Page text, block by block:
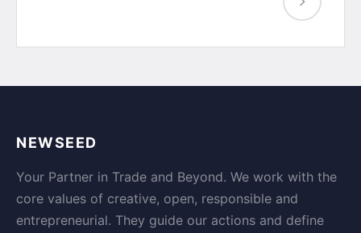
NEWSEED
Your Partner in Trade and Beyond. We work with the
core values of creative, open, responsible and
entrepreneurial. They guide our actions and define